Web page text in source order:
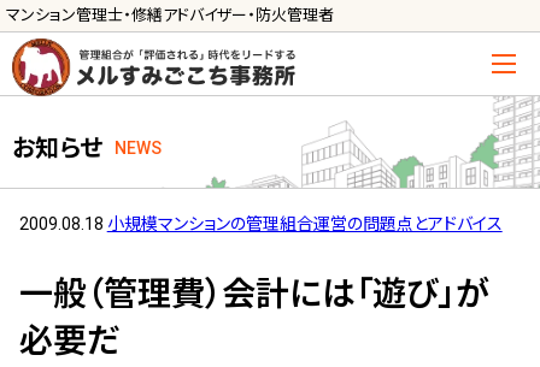
マンション管理士・修繕アドバイザー・防火管理者
お知らせ NEWS
2009.08.18 小規模マンションの管理組合運営の問題点とアドバイス
一般（管理費）会計には「遊び」が
必要だ
管理士の活用方法
ご利用の流れ »
サービス一覧